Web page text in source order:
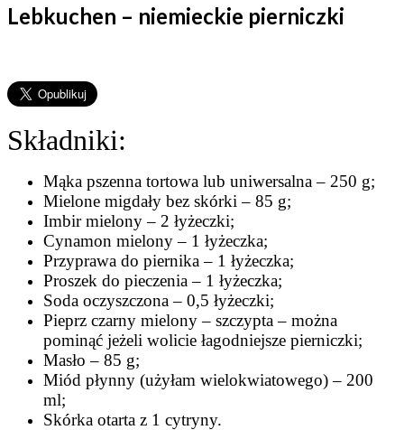
Lebkuchen – niemieckie pierniczki
Składniki:
Mąka pszenna tortowa lub uniwersalna – 250 g;
Mielone migdały bez skórki – 85 g;
Imbir mielony – 2 łyżeczki;
Cynamon mielony – 1 łyżeczka;
Przyprawa do piernika – 1 łyżeczka;
Proszek do pieczenia – 1 łyżeczka;
Soda oczyszczona – 0,5 łyżeczki;
Pieprz czarny mielony – szczypta – można
pominąć jeżeli wolicie łagodniejsze pierniczki;
Masło – 85 g;
Miód płynny (użyłam wielokwiatowego) – 200
ml;
Skórka otarta z 1 cytryny.